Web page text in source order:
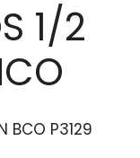
1/2
BCO P3129